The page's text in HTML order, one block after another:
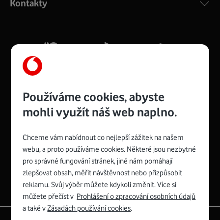
silný signál pro celou domácnost. Kompaktní rozměry 21
Více o COMPAL CH7465VF
Zyxel VMG8623-T50B:
Rozměry modemu jsou 16 x 22 x 7,5 cm (včetně stojánku)
a nabízí 4 gigabitové LAN porty a bezdrátové připojení Wi-
Fi ve verzích 802.11 b/g/n/ac pro frekvenci 2,4 GHz a
Spojte se s Vodafonem
Kontakty
Používáme cookies, abyste
mohli využít náš web naplno.
Chceme vám nabídnout co nejlepší zážitek na našem
webu, a proto používáme cookies. Některé jsou nezbytné
pro správné fungování stránek, jiné nám pomáhají
zlepšovat obsah, měřit návštěvnost nebo přizpůsobit
reklamu. Svůj výběr můžete kdykoli změnit. Více si
můžete přečíst v Prohlášení o zpracování osobních údajů
a také vZásadách používání cookies.